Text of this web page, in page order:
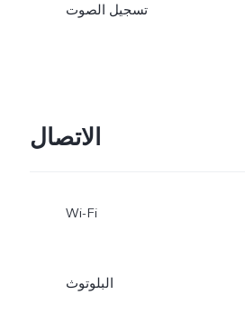
تسجيل الصوت
الاتصال
Wi-Fi
البلوتوث